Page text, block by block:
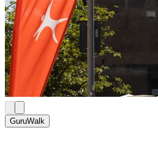
GuruWalk